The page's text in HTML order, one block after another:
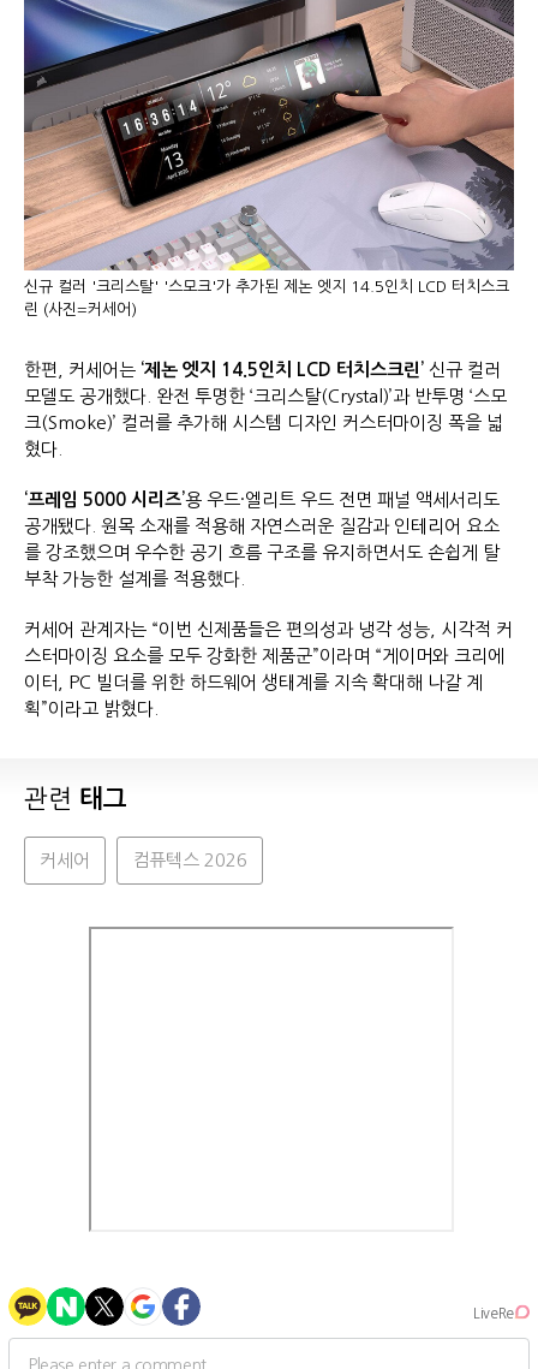
신규 컬러 '크리스탈' '스모크'가 추가된 제논 엣지 14.5인치 LCD 터치스크
린 (사진=커세어)
한편, 커세어는 ‘제논 엣지 14.5인치 LCD 터치스크린 ’ 신규 컬러
모델도 공개했다. 완전 투명한 ‘크리스탈(Crystal)’과 반투명 ‘스모
크(Smoke)’ 컬러를 추가해 시스템 디자인 커스터마이징 폭을 넓
혔다.
‘프레임 5000 시리즈’용 우드·엘리트 우드 전면 패널 액세서리도
공개됐다. 원목 소재를 적용해 자연스러운 질감과 인테리어 요소
를 강조했으며 우수한 공기 흐름 구조를 유지하면서도 손쉽게 탈
부착 가능한 설계를 적용했다.
커세어 관계자는 “이번 신제품들은 편의성과 냉각 성능, 시각적 커
스터마이징 요소를 모두 강화한 제품군”이라며 “게이머와 크리에
이터, PC 빌더를 위한 하드웨어 생태계를 지속 확대해 나갈 계
획”이라고 밝혔다.
관련 태그
커세어 컴퓨텍스 2026